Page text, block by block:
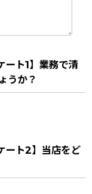
ート1】業務で清
うか？
ート2】当店をど